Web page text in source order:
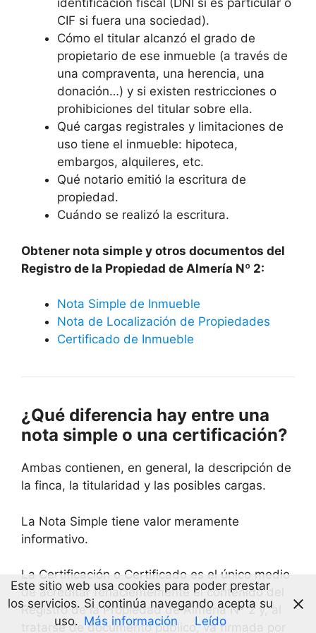
identificación fiscal (DNI si es particular o
CIF si fuera una sociedad).
Cómo el titular alcanzó el grado de
propietario de ese inmueble (a través de
una compraventa, una herencia, una
donación…) y si existen restricciones o
prohibiciones del titular sobre ella.
Qué cargas registrales y limitaciones de
uso tiene el inmueble: hipoteca,
embargos, alquileres, etc.
Qué notario emitió la escritura de
propiedad.
Cuándo se realizó la escritura.
Obtener nota simple y otros documentos del
Registro de la Propiedad de Almería Nº 2:
Nota Simple de Inmueble
Nota de Localización de Propiedades
Certificado de Inmueble
¿Qué diferencia hay entre una
nota simple o una certificación?
Ambas contienen, en general, la descripción de
la finca, la titularidad y las posibles cargas.
La Nota Simple tiene valor meramente
informativo.
La Certificación o Certificado es el único medio
de acreditar fehacientemente el contenido del
Registro de la Propiedad de Almería Nº 2 y, al
tratarse de documento público, va firmada por
Este sitio web usa cookies para poder prestar
los servicios. Si continúa navegando acepta su
uso. Más información Leído